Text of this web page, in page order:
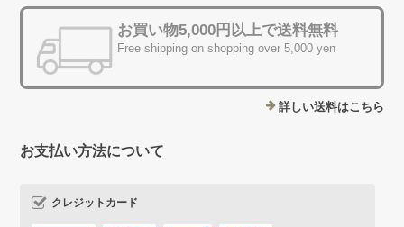
お買い物5,000円以上で送料無料
Free shipping on shopping over 5,000 yen
詳しい送料はこちら
お支払い方法について
クレジットカード